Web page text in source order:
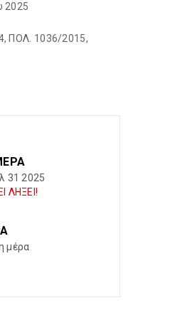
2025
ΠΟΛ. 1036/2015,
31 2025
ΛΗΞΕΙ!
μέρα